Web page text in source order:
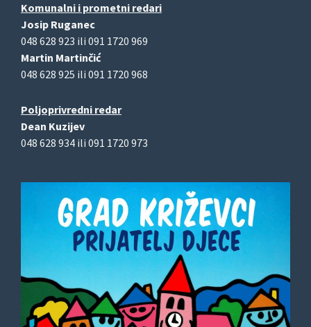
Komunalni i prometni redari
Josip Ruganec
048 628 923 ili 091 1720 969
Martin Martinčić
048 628 925 ili 091 1720 968
Poljoprivredni redar
Dean Kuzijev
048 628 934 ili 091 1720 973